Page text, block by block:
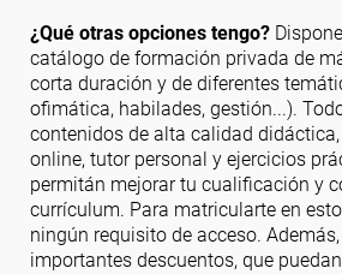
¿Qué otras opciones tengo?
catálogo de formación privada de
corta duración y de diferentes
ofimática, habilades, gestión...).
contenidos de alta calidad
online, tutor personal y ejercicios
permitán mejorar tu cualificación y
currículum. Para matricularte en
ningún requisito de acceso.
importantes descuentos, que